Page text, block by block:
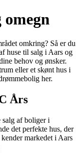
omegn
omkring? Så er du
huse til salg i Aars og
behov og ønsker.
eller et skønt hus i
her.
Års
af boliger i
det perfekte hus, der
markedet i Aars